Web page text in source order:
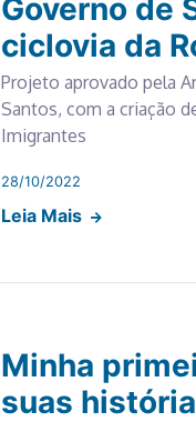
Governo de
ciclovia da
Projeto aprovado pela
Santos, com a criação
Imigrantes
28/10/2022
Leia Mais
Minha
suas